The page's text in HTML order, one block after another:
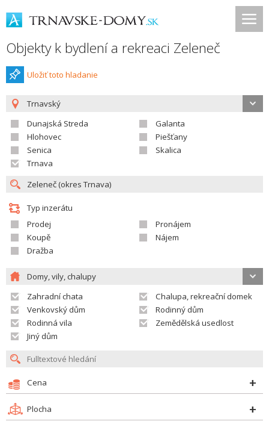
Objekty k bydlení a rekreaci Zeleneč
Uložiť toto hladanie
Trnavský
Dunajská Streda
Galanta
Hlohovec
Piešťany
Senica
Skalica
Trnava
Typ inzerátu
Prodej
Pronájem
Koupě
Nájem
Dražba
Domy, vily, chalupy
Zahradní chata
Chalupa, rekreační domek
Venkovský dům
Rodinný dům
Rodinná vila
Zemědělská usedlost
Jiný dům
Cena
Plocha